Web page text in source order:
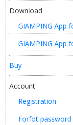
Download
GIAMPING App
GIAMPING App
Buy
Account
Registration
Forfot password